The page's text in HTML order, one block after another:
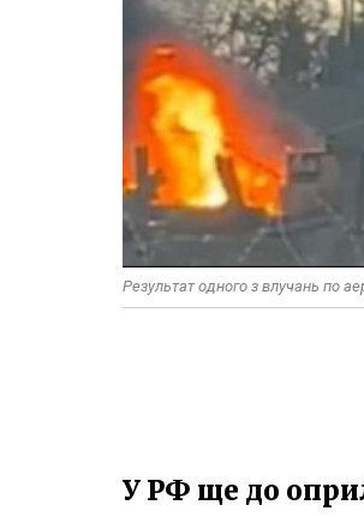
Результат одного з влучань по
У РФ ще до